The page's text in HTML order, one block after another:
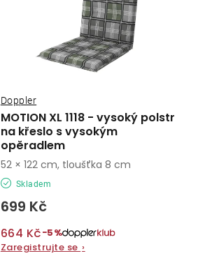
o
d
u
k
t
ů
MOTION XL 1118 - vysoký polstr
na křeslo s vysokým
opěradlem
Doppler
Skladem
699 Kč
664 Kč−5%
Zaregistrujte se ›
52 × 122 cm, tloušťka 8 cm